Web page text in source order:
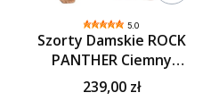
5.0
Szorty Damskie ROCK
PANTHER Ciemny
Turkus
239,00 zł